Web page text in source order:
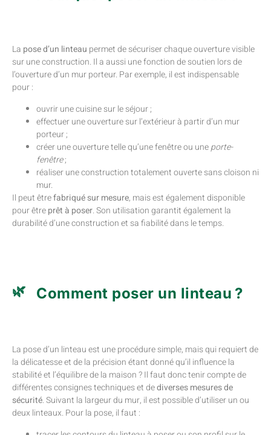
La pose d’un linteau permet de sécuriser chaque ouverture visible
sur une construction. Il a aussi une fonction de soutien lors de
l’ouverture d’un mur porteur. Par exemple, il est indispensable
pour :
ouvrir une cuisine sur le séjour ;
effectuer une ouverture sur l’extérieur à partir d’un mur
porteur ;
créer une ouverture telle qu’une fenêtre ou uneporte-
fenêtre;
réaliser une construction totalement ouverte sans cloison ni
mur.
Il peut êtrefabriqué sur mesure, mais est également disponible
pour êtreprêt à poser. Son utilisation garantit également la
durabilité d’une construction et sa fiabilité dans le temps.
Comment poser un linteau ?
La pose d’un linteau est une procédure simple, mais qui requiert de
la délicatesse et de la précision étant donné qu’il influence la
stabilité et l’équilibre de la maison ? Il faut donc tenir compte de
différentes consignes techniques et dediverses mesures de
sécurité. Suivant la largeur du mur, il est possible d’utiliser un ou
deux linteaux. Pour la pose, il faut :